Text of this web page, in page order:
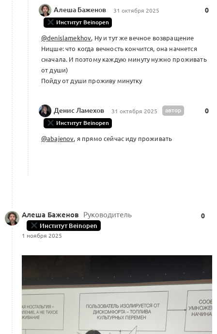
Алеша Баженов 31 октября 2025
Институт Beinopen
0
@denislamekhov, Ну и тут же вечное возвращение
Ницше: что когда вечность кончится, она начнется
сначала. И поэтому каждую минуту нужно проживать
от души)
Пойду от души проживу минутку
Денис Ламехов 31 октября 2025
автор
Институт Beinopen
0
@abajenov, я прямо сейчас иду проживать
Алеша Баженов Руководитель
Институт Beinopen
1 ноября 2025
0